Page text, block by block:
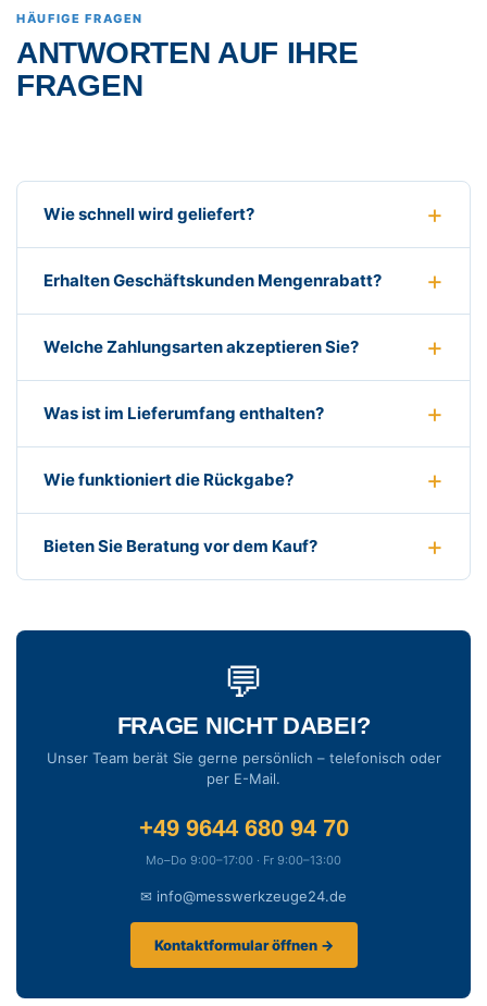
HÄUFIGE FRAGEN
ANTWORTEN AUF IHRE
FRAGEN
Wie schnell wird geliefert?
Erhalten Geschäftskunden Mengenrabatt?
Welche Zahlungsarten akzeptieren Sie?
Was ist im Lieferumfang enthalten?
Wie funktioniert die Rückgabe?
Bieten Sie Beratung vor dem Kauf?
💬
FRAGE NICHT DABEI?
Unser Team berät Sie gerne persönlich – telefonisch oder
per E-Mail.
+49 9644 680 94 70
Mo–Do 9:00–17:00 · Fr 9:00–13:00
✉ info@messwerkzeuge24.de
Kontaktformular öffnen →